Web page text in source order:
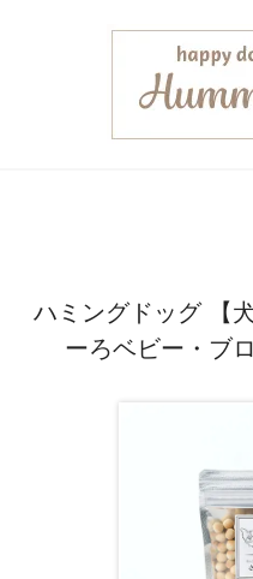
ハミングドッグ 【
ーろベビー・ブ